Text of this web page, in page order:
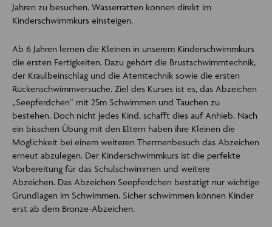
Jahren zu besuchen. Wasserratten können direkt im
Kinderschwimmkurs einsteigen.
Ab 6 Jahren lernen die Kleinen in unserem Kinderschwimmkurs
die ersten Fertigkeiten. Dazu gehört die Brustschwimmtechnik,
der Kraulbeinschlag und die Atemtechnik sowie die ersten
Rückenschwimmversuche. Ziel des Kurses ist es, das Abzeichen
„Seepferdchen“ mit 25m Schwimmen und Tauchen zu
bestehen. Doch nicht jedes Kind, schafft dies auf Anhieb. Nach
ein bisschen Übung mit den Eltern haben ihre Kleinen die
Möglichkeit bei einem weiteren Thermenbesuch das Abzeichen
erneut abzulegen. Der Kinderschwimmkurs ist die perfekte
Vorbereitung für das Schulschwimmen und weitere
Abzeichen. Das Abzeichen Seepferdchen bestätigt nur wichtige
Grundlagen im Schwimmen. Sicher schwimmen können Kinder
erst ab dem Bronze-Abzeichen.